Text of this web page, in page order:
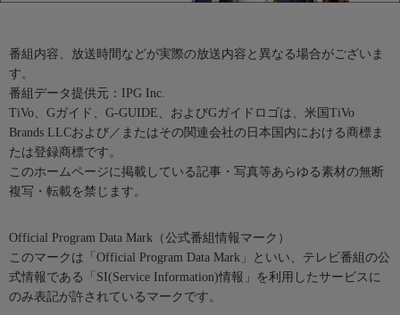
番組内容、放送時間などが実際の放送内容と異なる場合がございま
す。
番組データ提供元：IPG Inc.
TiVo、Gガイド、G-GUIDE、およびGガイドロゴは、米国TiVo
Brands LLCおよび／またはその関連会社の日本国内における商標ま
たは登録商標です。
このホームページに掲載している記事・写真等あらゆる素材の無断
複写・転載を禁じます。
Official Program Data Mark（公式番組情報マーク）
このマークは「Official Program Data Mark」といい、テレビ番組の公
式情報である「SI(Service Information)情報」を利用したサービスに
のみ表記が許されているマークです。